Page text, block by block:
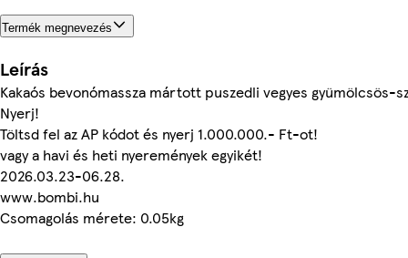
Termék megnevezés
Leírás
Kakaós bevonómassza mártott puszedli vegyes gyümölcsös-
Nyerj!
Töltsd fel az AP kódot és nyerj 1.000.000.- Ft-ot!
vagy a havi és heti nyeremények egyikét!
2026.03.23-06.28.
www.bombi.hu
Csomagolás mérete: 0.05kg